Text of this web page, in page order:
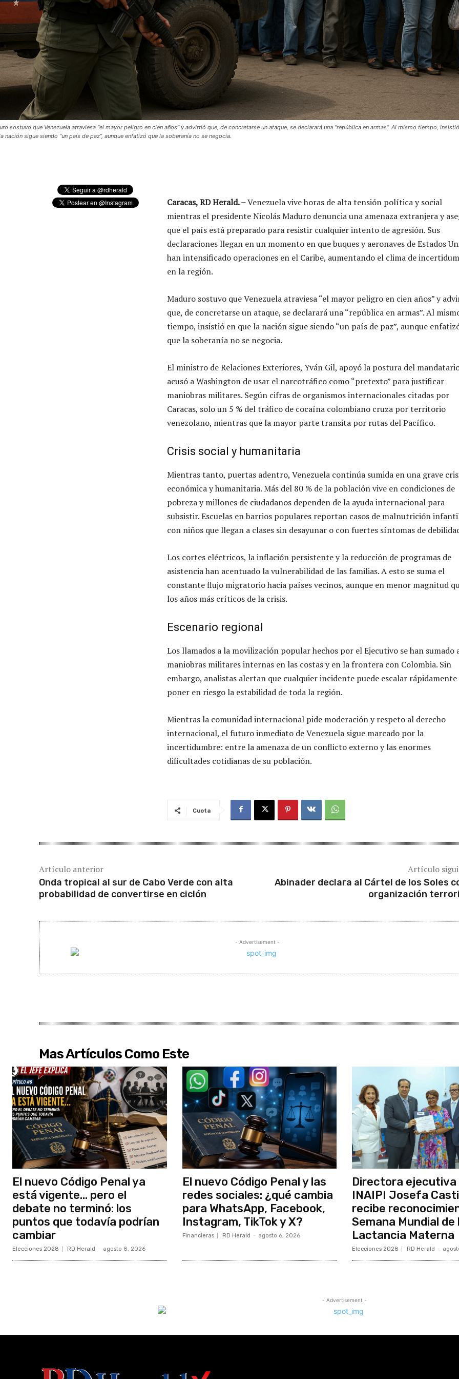
sostuvo que Venezuela atraviesa “el mayor peligro en cien años” y advirtió que, de concretarse un ataque, se declarará una “república en armas”. Al mismo tiempo,
nación sigue siendo “un país de paz”, aunque enfatizó que la soberanía no se negocia.
Caracas, RD Herald. –Venezuela vive horas de alta tensión política y social
mientras el presidente Nicolás Maduro denuncia una amenaza extranjera y
que el país está preparado para resistir cualquier intento de agresión. Sus
declaraciones llegan en un momento en que buques y aeronaves de Estados
han intensificado operaciones en el Caribe, aumentando el clima de
en la región.
Maduro sostuvo que Venezuela atraviesa “el mayor peligro en cien años” y
que, de concretarse un ataque, se declarará una “república en armas”. Al
tiempo, insistió en que la nación sigue siendo “un país de paz”, aunque
que la soberanía no se negocia.
El ministro de Relaciones Exteriores, Yván Gil, apoyó la postura del
acusó a Washington de usar el narcotráfico como “pretexto” para justificar
maniobras militares. Según cifras de organismos internacionales citadas por
Caracas, solo un 5 % del tráfico de cocaína colombiano cruza por territorio
venezolano, mientras que la mayor parte transita por rutas del Pacífico.
Crisis social y humanitaria
Mientras tanto, puertas adentro, Venezuela continúa sumida en una grave
económica y humanitaria. Más del 80 % de la población vive en condiciones de
pobreza y millones de ciudadanos dependen de la ayuda internacional para
subsistir. Escuelas en barrios populares reportan casos de malnutrición
con niños que llegan a clases sin desayunar o con fuertes síntomas de
Los cortes eléctricos, la inflación persistente y la reducción de programas de
asistencia han acentuado la vulnerabilidad de las familias. A esto se suma el
constante flujo migratorio hacia países vecinos, aunque en menor magnitud
los años más críticos de la crisis.
Escenario regional
Los llamados a la movilización popular hechos por el Ejecutivo se han sumado
maniobras militares internas en las costas y en la frontera con Colombia. Sin
embargo, analistas alertan que cualquier incidente puede escalar rápidamente
poner en riesgo la estabilidad de toda la región.
Mientras la comunidad internacional pide moderación y respeto al derecho
internacional, el futuro inmediato de Venezuela sigue marcado por la
incertidumbre: entre la amenaza de un conflicto externo y las enormes
dificultades cotidianas de su población.
Cuota
Artículo anterior
Onda tropical al sur de Cabo Verde con alta
probabilidad de convertirse en ciclón
Artículo
Abinader declara al Cártel de los Soles
organización
- Advertisement -
Mas Artículos Como Este
El nuevo Código Penal ya
está vigente… pero el
debate no terminó: los
puntos que todavía podrían
cambiar
Elecciones 2028 RD Herald - agosto 8, 2026
El nuevo Código Penal y las
redes sociales: ¿qué cambia
para WhatsApp, Facebook,
Instagram, TikTok y X?
Financieras RD Herald - agosto 6, 2026
Directora ejecutiva
INAIPI Josefa
recibe
Semana Mundial de
Lactancia Materna
Elecciones 2028 RD Herald -
- Advertisement -